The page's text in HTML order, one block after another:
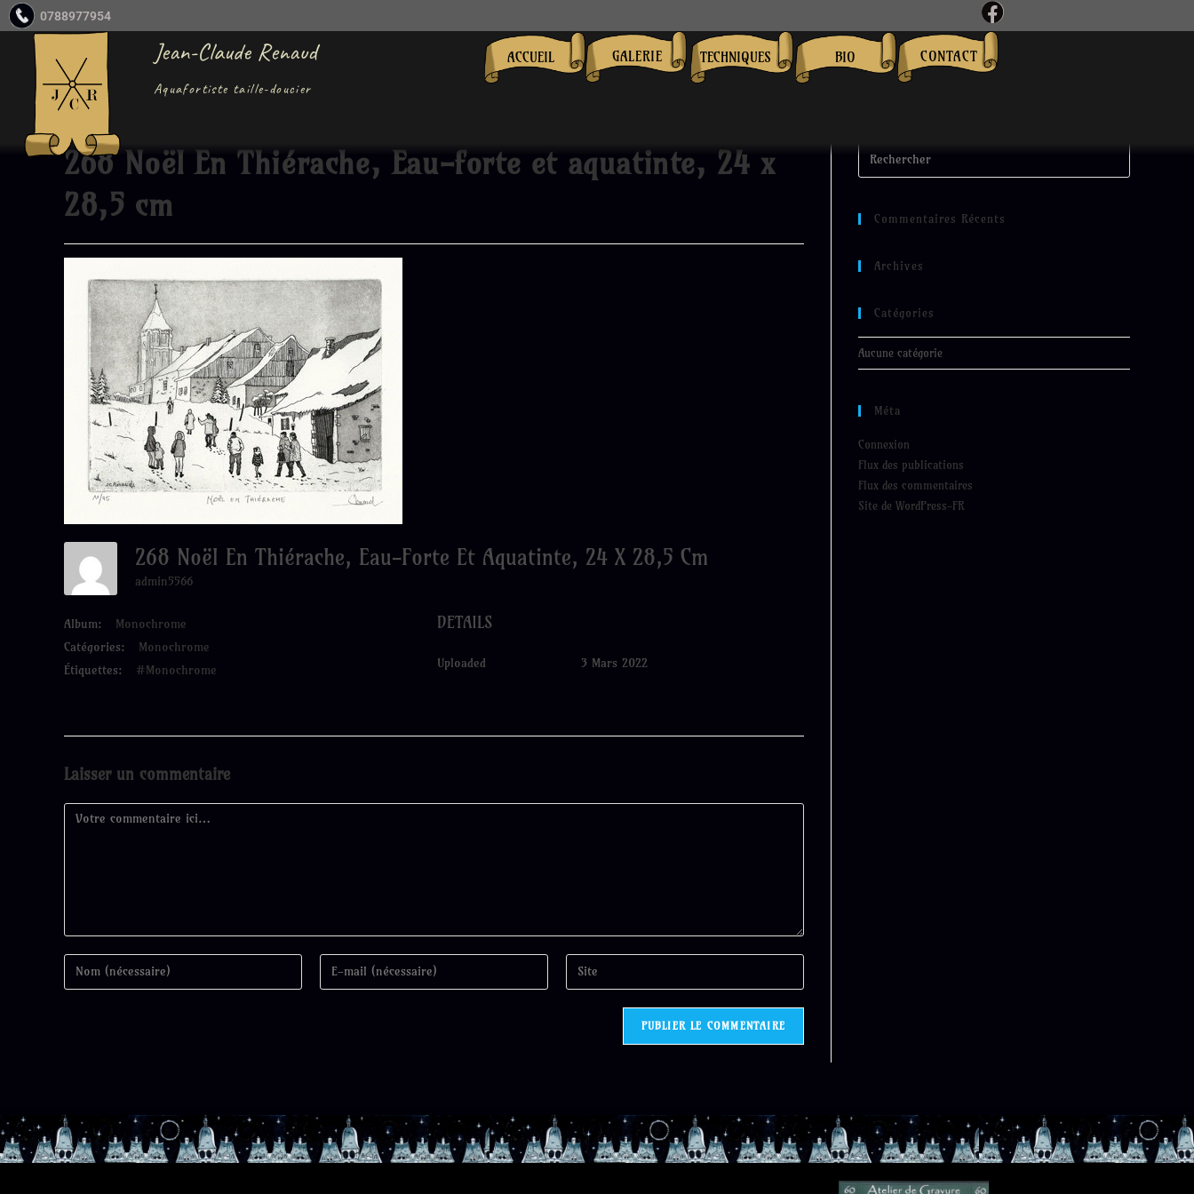
0788977954
Jean-Claude Renaud
Aquafortiste taille-doucier
ACCUEIL GALERIE TECHNIQUES BIO CONTACT
268 Noël En Thiérache, Eau-forte et aquatinte, 24 x
28,5 cm
268 Noël En Thiérache, Eau-Forte Et Aquatinte, 24 X 28,5 Cm
admin5566
Album:
Monochrome
Catégories:
Monochrome
Étiquettes:
#Monochrome
DETAILS
Uploaded 3 Mars 2022
Laisser un commentaire
Commentaires Récents
Archives
Catégories
Aucune catégorie
Méta
Connexion
Flux des publications
Flux des commentaires
Site de WordPress-FR